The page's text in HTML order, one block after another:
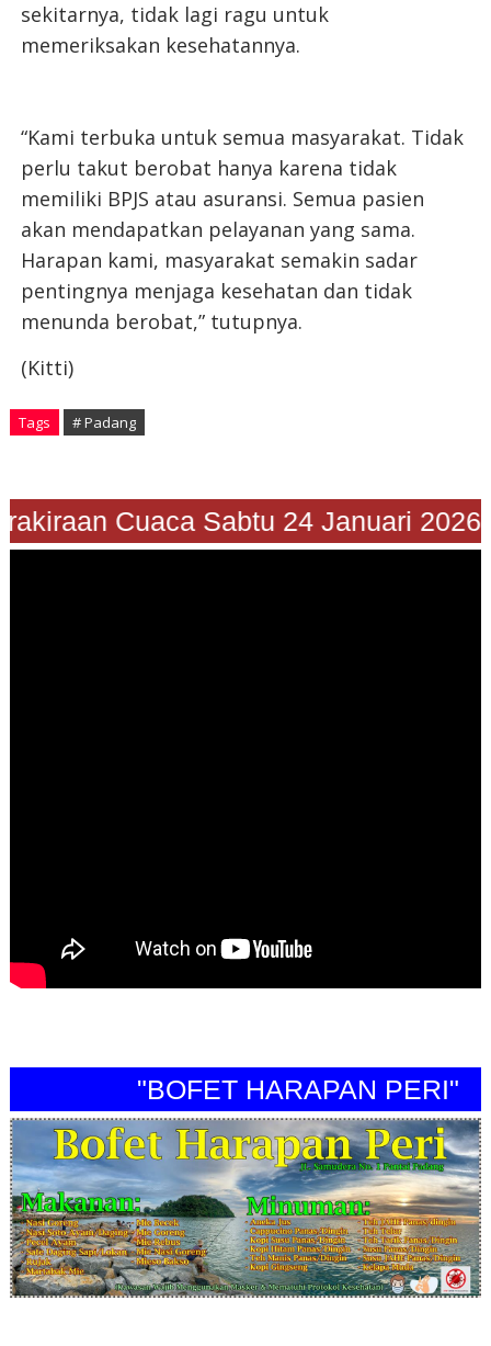
sekitarnya, tidak lagi ragu untuk
memeriksakan kesehatannya.
“Kami terbuka untuk semua masyarakat. Tidak
perlu takut berobat hanya karena tidak
memiliki BPJS atau asuransi. Semua pasien
akan mendapatkan pelayanan yang sama.
Harapan kami, masyarakat semakin sadar
pentingnya menjaga kesehatan dan tidak
menunda berobat,” tutupnya.
(Kitti)
Tags # Padang
"Prakiraan Cuaca Sabtu 24 Januari
"BOFET HARAPAN PERI"